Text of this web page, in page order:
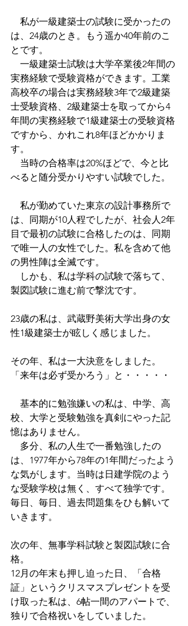
私が一級建築士の試験に受かったの
は、24歳のとき。もう遥か40年前のこ
とです。
一級建築士試験は大学卒業後2年間の
実務経験で受験資格ができます。工業
高校卒の場合は実務経験3年で2級建築
士受験資格、2級建築士を取ってから4
年間の実務経験で1級建築士の受験資格
ですから、かれこれ8年ほどかかりま
す。
当時の合格率は20%ほどで、今と比
べると随分受かりやすい試験でした。
私が勤めていた東京の設計事務所で
は、同期が10人程でしたが、社会人2年
目で最初の試験に合格したのは、同期
で唯一人の女性でした。私を含めて他
の男性陣は全滅です。
しかも、私は学科の試験で落ちて、
製図試験に進む前で撃沈です。
23歳の私は、武蔵野美術大学出身の女
性1級建築士が眩しく感じました。
その年、私は一大決意をしました。
「来年は必ず受かろう」と・・・・・
基本的に勉強嫌いの私は、中学、高
校、大学と受験勉強を真剣にやった記
憶はありません。
多分、私の人生で一番勉強したの
は、1977年から78年の1年間だったよう
な気がします。当時は日建学院のよう
な受験学校は無く、すべて独学です。
毎日、毎日、過去問題集をひも解いて
いきます。
次の年、無事学科試験と製図試験に合
格。
12月の年末も押し迫った日、「合格
証」というクリスマスプレゼントを受
け取った私は、6帖一間のアパートで、
独りで合格祝いをしていました。